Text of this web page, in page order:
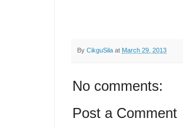
By CikguSila at March 29, 2013
No comments:
Post a Comment